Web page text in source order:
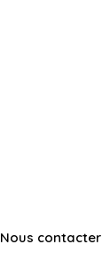
Nous contacter